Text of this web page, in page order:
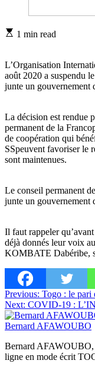
Estimated
1 min read
L’Organisation
août 2020 a suspendu
junte un gouvernement
La décision est rendue
permanent de la
de coopération qui
SSpeuvent favoriser le
sont maintenues.
Le conseil permanent
junte un gouvernement
Il faut rappeler
déjà donnés leur voix
KOMBATE Dabéribe,
Navigation
de
l’article
Previous: Togo : le pari
Next: COVID-19 :
Bernard AFAWOUBO
Bernard AFAWOUBO,
ligne en mode écrit